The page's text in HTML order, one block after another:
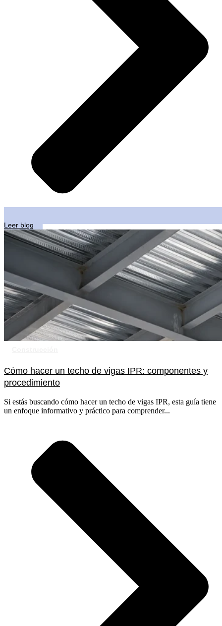
Leer blog
Cómo hacer un techo de vigas IPR: componentes y
procedimiento
Si estás buscando cómo hacer un techo de vigas IPR, esta guía tiene
un enfoque informativo y práctico para comprender...